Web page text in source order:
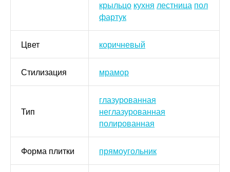
крыльцо кухня лестница пол
фартук
Цвет коричневый
Стилизация мрамор
Тип
глазурованная
неглазурованная
полированная
Форма плитки прямоугольник